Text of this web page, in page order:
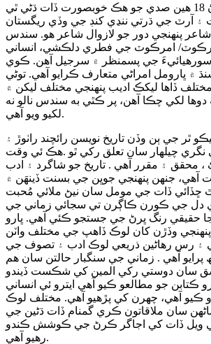
ڪوي بانڪيداس چارڻ 18 هين صدي جو هڪ خوبصورت ڏات ڌڻي ٿي
۽ آرٽ جي ڌرتي ننڍي کنڊ جي وڏي ريگستان
پنهنجي دور جو لازوال شاعر هو. سندس
امرڪوٽ جي فطري دلڪشي، انساني
جي پسمنظر ۾ سرجيل آهن. ڪوي
۾ ڀارومل امراڻي متعارف ڪرايو آهي. توڻي
ڏاها ليکڪ اديب پنهنجي مختلف ليکن ۾
لکي چڪا آهن، پر ڪٿي به سندس نالو نه
لکيو ويو آهي.
ٿر جي ٻن وڏن تاريخ نويسن رائچند راٺوڙ ۽
نگري چيلهار سان تعلق رکي ٿو .هڪ ئي وقت
، محقق ۽ مقرر آهي . تاريخ جو شاگرد ۽ ادب
آهي، جنهن پنهنجي جوڀن جي بسنت ڏينهَن ۾
ڏات جي مومل سان نيڻ ملائي مُحبت
دل جي ڪورن ڪاڳرن تي سجائي زماني جي
حقيقي رنگ ڀرڻ جي جستجو ڪئي آهي. ڀارو
پنهنجي وڏڙن کان لوڪ ڏاهپ جي مختلف واٽن
رس رهاڻين ذريعي لوڪ ادب ۽ تصوف جي
آهي . زماني جي سنگبار حالتن سان هم
سان دوستي رکي المين کي شڪست ڏيندو
ڪتابن جو مطالعو ڪيو آهي ايترو ئي انساني
ڪيو آهي، چهرن کي پڙھيو آهي. مختلف لوڪ
سان ملاقاتون ڪري گمنام ڏات ڌڻين جي
ويل ڏات کي اجاگر ڪرڻ جي ڪوشش ڪندو
رهيو آهي.